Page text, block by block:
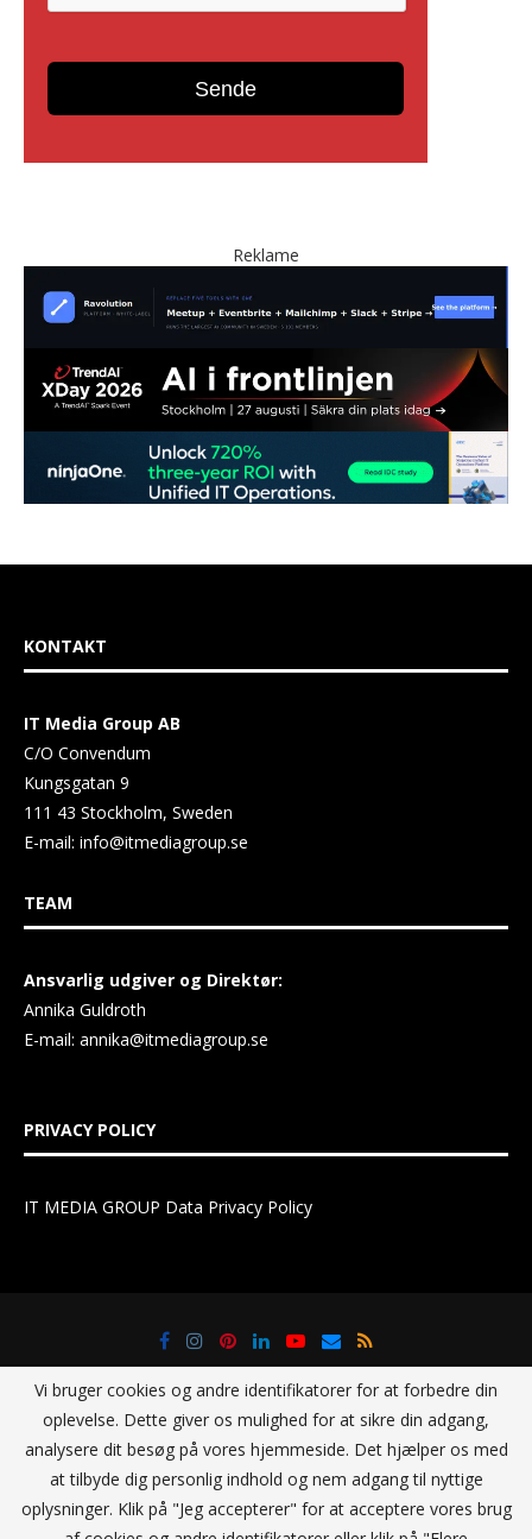
Reklame
KONTAKT
IT Media Group AB
C/O Convendum
Kungsgatan 9
111 43 Stockholm, Sweden
E-mail: info@itmediagroup.se
TEAM
Ansvarlig udgiver og Direktør:
Annika Guldroth
E-mail: annika@itmediagroup.se
PRIVACY POLICY
IT MEDIA GROUP Data Privacy Policy
@2021 - All Right Reserved. Designed and Developed by IT Media
Group Sverige AB
Vi bruger cookies og andre identifikatorer for at forbedre din
oplevelse. Dette giver os mulighed for at sikre din adgang,
analysere dit besøg på vores hjemmeside. Det hjælper os med
at tilbyde dig personlig indhold og nem adgang til nyttige
oplysninger. Klik på "Jeg accepterer" for at acceptere vores brug